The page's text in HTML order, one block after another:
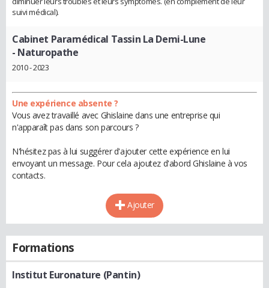
suivi médical).
Cabinet Paramédical Tassin La Demi-Lune
- Naturopathe
2010 - 2023
Une expérience absente ?
Vous avez travaillé avec Ghislaine dans une entreprise qui
n'apparaît pas dans son parcours ?
N'hésitez pas à lui suggérer d'ajouter cette expérience en lui
envoyant un message. Pour cela ajoutez d'abord Ghislaine à vos
contacts.
Ajouter
Formations
Institut Euronature (Pantin)